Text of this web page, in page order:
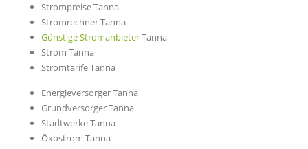
Strompreise Tanna
Stromrechner Tanna
Günstige StromanbieterTanna
Strom Tanna
Stromtarife Tanna
Energieversorger Tanna
Grundversorger Tanna
Stadtwerke Tanna
Ökostrom Tanna